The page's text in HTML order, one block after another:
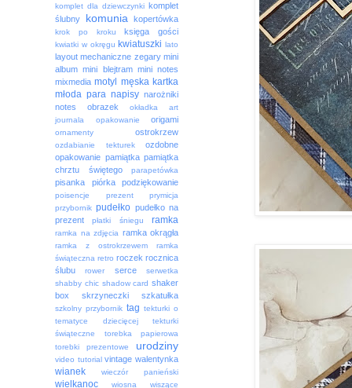
komplet dla dziewczynki komplet
ślubny
komunia kopertówka
krok po kroku księga gości
kwiatki w okręgu kwiatuszki lato
layout mechaniczne zegary mini
album mini blejtram mini notes
mixmedia motyl męska kartka
młoda para napisy narożniki
notes
obrazek
okładka art
journala
opakowanie origami
ornamenty ostrokrzew
ozdabianie tekturek
ozdobne
opakowanie pamiątka pamiątka
chrztu świętego
parapetówka
pisanka piórka podziękowanie
poisencje prezent
prymicja
przybornik pudełko pudełko na
prezent
płatki śniegu ramka
ramka na zdjęcia ramka okrągła
ramka z ostrokrzewem
ramka
świąteczna retro roczek rocznica
ślubu
rower serce
serwetka
shabby chic shadow card shaker
box
skrzyneczki szkatułka
szkolny przybornik tag tekturki o
tematyce dziecięcej
tekturki
świąteczne
torebka papierowa
torebki prezentowe
urodziny
video tutorial vintage walentynka
wianek wieczór panieński
wielkanoc wiosna wiszące